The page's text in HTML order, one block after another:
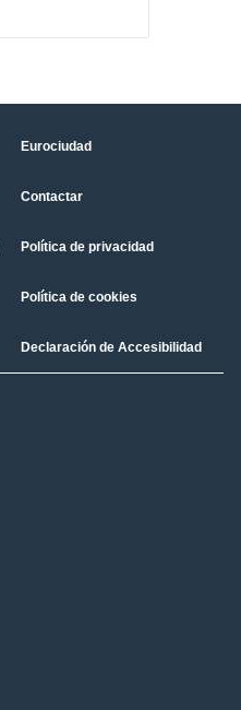
Eurociudad
Contactar
Política de privacidad
Política de cookies
Declaración de Accesibilidad